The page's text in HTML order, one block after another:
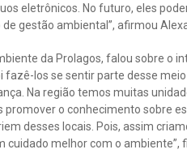
eletrônicos. No futuro, eles
gestão ambiental”, afirmou
da Prolagos, falou sobre o
fazê-los se sentir parte desse meio
Na região temos muitas
o conhecimento sobre
desses locais. Pois, assim
cuidado melhor com o ambiente”,